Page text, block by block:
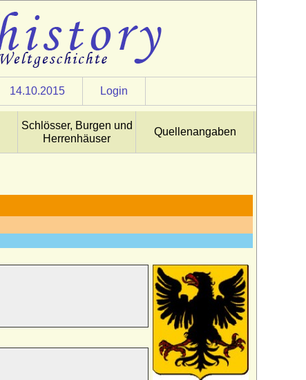
14.10.2015 Login
Schlösser, Burgen und
Herrenhäuser
Quellenangaben